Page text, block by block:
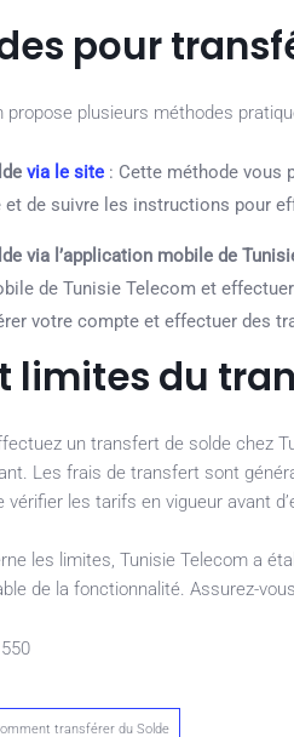
pour
propose plusieurs méthodes
via le site : Cette méthode vous
et de suivre les instructions pour
via l’application mobile de
de Tunisie Telecom et
votre compte et effectuer des
limites du
un transfert de solde chez
Les frais de transfert sont
vérifier les tarifs en vigueur avant
les limites, Tunisie Telecom a
de la fonctionnalité. Assurez-
550
transférer du Solde